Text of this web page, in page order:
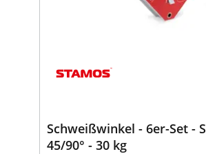
Schweißwinkel - 6er-Set -
45/90° - 30 kg